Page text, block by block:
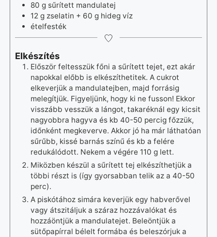
80 g sűrített mandulatej
12 g zselatin + 60 g hideg víz
ételfesték
Elkészítés
Először feltesszük főni a sűrített tejet, ezt akár
napokkal előbb is elkészíthetitek. A cukrot
elkeverjük a mandulatejben, majd forrásig
melegítjük. Figyeljünk, hogy ki ne fusson! Ekkor
visszább vesszük a lángot, takaréknál egy kicsit
nagyobbra hagyva és kb 40-50 percig főzzük,
időnként megkeverve. Akkor jó ha már láthatóan
sűrűbb, kissé barnás színű és kb a felére
redukálódott. Nekem a végére 110 g lett.
Miközben készül a sűrített tej elkészíthetjük a
többi részt is (így gyorsabban telik az a 40-50
perc).
A piskótához simára keverjük egy habverővel
vagy átszitáljuk a száraz hozzávalókat és
hozzáöntjük a mandulatejet. Beleöntjük a
sütőpapírral bélelt formába és beleszórjuk a